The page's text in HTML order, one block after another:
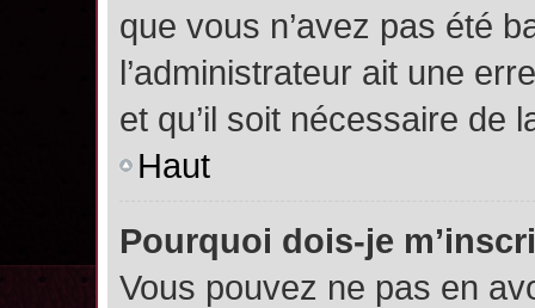
que vous n’avez pas été
l’administrateur ait une
et qu’il soit nécessaire de
Haut
Pourquoi dois-je
Vous pouvez ne pas en